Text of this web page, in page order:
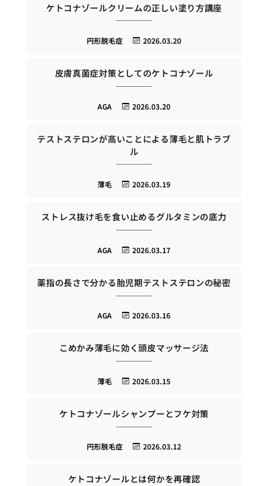
ケトコナゾールクリームの正しい塗り方講座
2026.03.20
円形脱毛症
皮膚真菌症対策としてのケトコナゾール
2026.03.20
AGA
テストステロンが高いことによる薄毛と肌トラブ
ル
2026.03.19
薄毛
ストレス抜け毛を食い止めるグルタミンの底力
2026.03.17
AGA
薬指の長さで分かる胎児期テストステロンの秘密
2026.03.16
AGA
こめかみ薄毛に効く頭皮マッサージ法
2026.03.15
薄毛
ケトコナゾールシャンプーとフケ対策
2026.03.12
円形脱毛症
ケトコナゾールとは何かを再確認